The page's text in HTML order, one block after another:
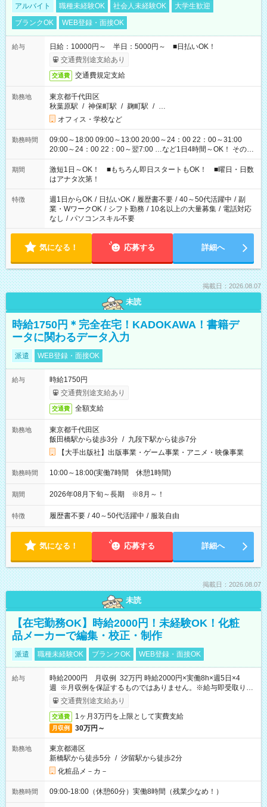
アルバイト 職種未経験OK 社会人未経験OK
大学生歓迎
ブランクOK
WEB登録・面接OK
給与
日給：10000円～ 半日：5000円～ ■日払いOK！
交通費別途支給あり
交通費 交通費規定支給
勤務地
東京都千代田区
秋葉原駅 / 神保町駅 / 麹町駅 / …
オフィス・学校など
勤務時間
09:00～18:00 09:00～13:00 20:00～24：00 22：00～31:00
20:00～24：00 22：00～翌7:00 …など1日4時間～OK！ その他
シフトもございます！ お気軽にご相談ください！
期間
激短1日～OK！ ■もちろん即日スタートもOK！ ■曜日・日数
はアナタ次第！
特徴 週1日からOK / 日払いOK / 履歴書不要 / 40～50代活躍中 / 副
業・WワークOK / シフト勤務 / 10名以上の大量募集 / 電話対応
なし / パソコンスキル不要
気になる！ 応募する 詳細へ
掲載日：2026.08.07
未読
時給1750円＊完全在宅！KADOKAWA！書籍デ
ータに関わるデータ入力
派遣 WEB登録・面接OK
給与
時給1750円
交通費別途支給あり
交通費 全額支給
勤務地
東京都千代田区
飯田橋駅から徒歩3分 / 九段下駅から徒歩7分
【大手出版社】出版事業・ゲーム事業・アニメ・映像事業
勤務時間 10:00～18:00(実働7時間 休憩1時間)
期間 2026年08月下旬～長期 ※8月～！
特徴 履歴書不要 / 40～50代活躍中 / 服装自由
気になる！ 応募する 詳細へ
掲載日：2026.08.07
未読
【在宅勤務OK】時給2000円！未経験OK！化粧
品メーカーで編集・校正・制作
派遣 職種未経験OK ブランクOK WEB登録・面接OK
給与
時給2000円 月収例 32万円 時給2000円×実働8h×週5日×4
週 ※月収例を保証するものではありません。※給与即受取りサ
ービス利用可（利用条件有）
交通費別途支給あり
交通費 1ヶ月3万円を上限として実費支給
月収例 30万円～
勤務地
東京都港区
新橋駅から徒歩5分 / 汐留駅から徒歩2分
化粧品メ－カ－
勤務時間 09:00-18:00（休憩60分）実働8時間（残業少なめ！）